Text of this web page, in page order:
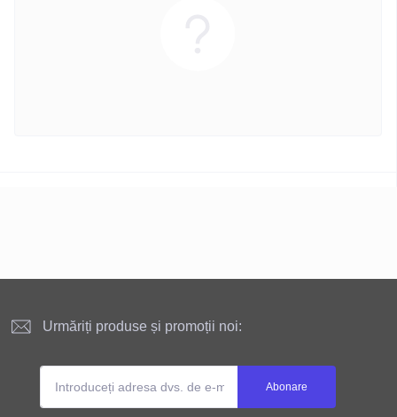
Urmăriți produse și promoții noi:
Abonare